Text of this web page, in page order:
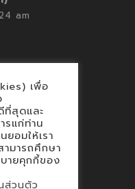
am
เพื่อ
ที่สุดและ
รแก่ท่าน
ยอมให้เรา
ามารถศึกษา
บายคุกกี้ของ
ส่วนตัว